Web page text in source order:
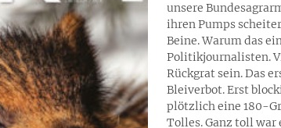
unsere
ihren Pumps
Beine. Warum das
Politikjournalisten.
Rückgrat sein. Das
Bleiverbot. Erst
plötzlich eine 180-
Tolles. Ganz toll